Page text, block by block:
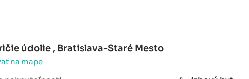
údolie , Bratislava-Staré Mesto
na mape